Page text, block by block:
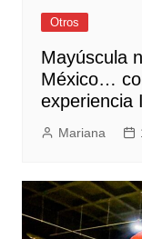
Otros
Mayúscula
México…
experiencia
Mariana